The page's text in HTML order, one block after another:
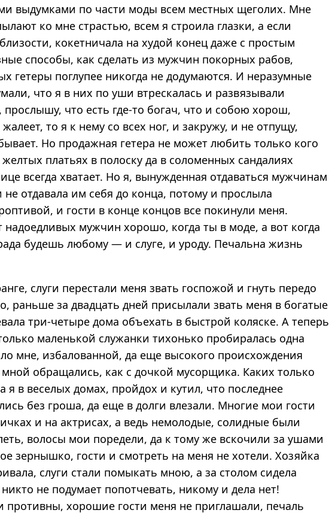
выдумками по части моды всем местных щеголих. Мне
ко мне страстью, всем я строила глазки, а если
кокетничала на худой конец даже с простым
способы, как сделать из мужчин покорных рабов,
гетеры поглупее никогда не додумаются. И неразумные
что я в них по уши втрескалась и развязывали
что есть где-то богач, что и собою хорош,
то я к нему со всех ног, и закружу, и не отпущу,
Но продажная гетера не может любить только кого
платьях в полоску да в соломенных сандалиях
всегда хватает. Но я, вынужденная отдаваться мужчинам
не отдавала им себя до конца, потому и прослыла
и гости в конце концов все покинули меня.
надоедливых мужчин хорошо, когда ты в моде, а вот когда
будешь любому — и слуге, и уроду. Печальна жизнь
слуги перестали меня звать госпожой и гнуть передо
раньше за двадцать дней присылали звать меня в богатые
три-четыре дома объехать в быстрой коляске. А теперь
маленькой служанки тихонько пробиралась одна
мне, избалованной, да еще высокого происхождения
обращались, как с дочкой мусорщика. Каких только
я в веселых домах, пройдох и кутил, что последнее
без гроша, да еще в долги влезали. Многие мои гости
и на актрисах, а ведь немолодые, солидные были
волосы мои поредели, да к тому же вскочили за ушами
зернышко, гости и смотреть на меня не хотели. Хозяйка
слуги стали помыкать мною, а за столом сидела
не подумает попотчевать, никому и дела нет!
хорошие гости меня не приглашали, печаль